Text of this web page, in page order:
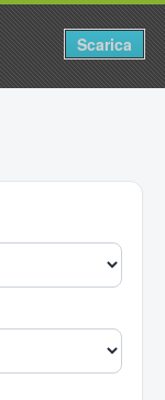
Scarica